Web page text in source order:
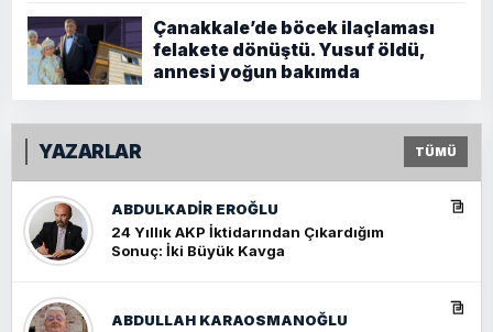
Çanakkale’de böcek ilaçlaması
felakete dönüştü. Yusuf öldü,
annesi yoğun bakımda
YAZARLAR TÜMÜ
ABDULKADIR EROĞLU
24 Yıllık AKP İktidarından Çıkardığım
Sonuç: İki Büyük Kavga
ABDULLAH KARAOSMANOĞLU